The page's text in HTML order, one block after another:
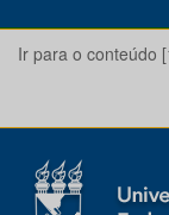
Ir para o conteúdo